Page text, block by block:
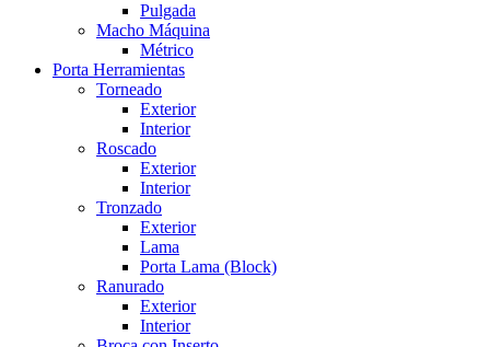
Pulgada
Macho Máquina
Métrico
Porta Herramientas
Torneado
Exterior
Interior
Roscado
Exterior
Interior
Tronzado
Exterior
Lama
Porta Lama (Block)
Ranurado
Exterior
Interior